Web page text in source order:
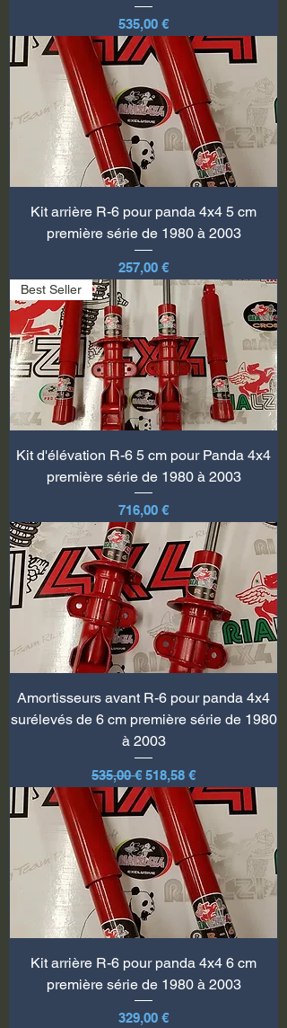
Prix
535,00 €
Kit arrière R-6 pour panda 4x4 5 cm
première série de 1980 à 2003
Prix
257,00 €
Best Seller
Kit d'élévation R-6 5 cm pour Panda 4x4
première série de 1980 à 2003
Prix
716,00 €
Amortisseurs avant R-6 pour panda 4x4
surélevés de 6 cm première série de 1980
à 2003
Prix original
535,00 € Prix promotionnel
518,58 €
Kit arrière R-6 pour panda 4x4 6 cm
première série de 1980 à 2003
Prix
329,00 €